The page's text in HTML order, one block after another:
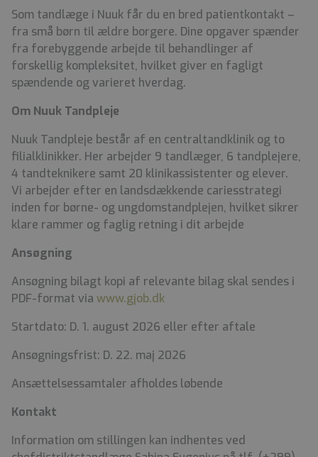
Som tandlæge i Nuuk får du en bred patientkontakt –
fra små børn til ældre borgere. Dine opgaver spænder
fra forebyggende arbejde til behandlinger af
forskellig kompleksitet, hvilket giver en fagligt
spændende og varieret hverdag.
Om Nuuk Tandpleje
Nuuk Tandpleje består af en centraltandklinik og to
filialklinikker. Her arbejder 9 tandlæger, 6 tandplejere,
4 tandteknikere samt 20 klinikassistenter og elever.
Vi arbejder efter en landsdækkende cariesstrategi
inden for børne- og ungdomstandplejen, hvilket sikrer
klare rammer og faglig retning i dit arbejde
Ansøgning
Ansøgning bilagt kopi af relevante bilag skal sendes i
PDF-format via www.gjob.dk
Startdato: D. 1. august 2026 eller efter aftale
Ansøgningsfrist: D. 22. maj 2026
Ansættelsessamtaler afholdes løbende
Kontakt
Information om stillingen kan indhentes ved